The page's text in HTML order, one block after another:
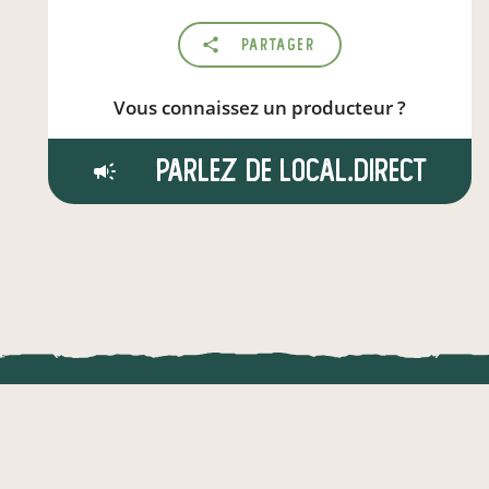
Partager
Vous connaissez un producteur ?
Parlez de local.direct